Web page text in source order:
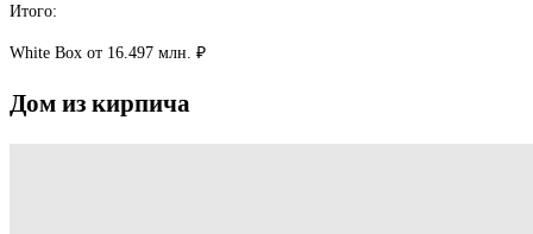
Итого:
White Box от 16.497 млн. ₽
Дом из кирпича